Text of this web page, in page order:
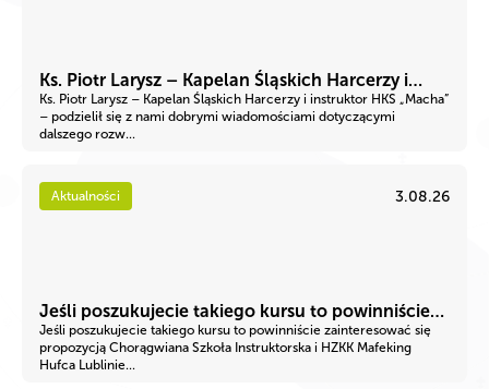
Ks. Piotr Larysz – Kapelan Śląskich Harcerzy i…
Ks. Piotr Larysz – Kapelan Śląskich Harcerzy i instruktor HKS „Macha”
– podzielił się z nami dobrymi wiadomościami dotyczącymi
dalszego rozw...
Aktualności 3.08.26
Jeśli poszukujecie takiego kursu to powinniście…
Jeśli poszukujecie takiego kursu to powinniście zainteresować się
propozycją Chorągwiana Szkoła Instruktorska i HZKK Mafeking
Hufca Lublinie...